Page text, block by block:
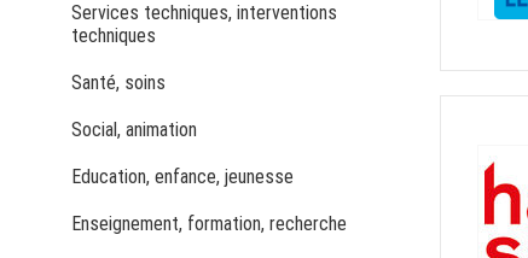
Services techniques, interventions
techniques
Santé, soins
Social, animation
Education, enfance, jeunesse
Enseignement, formation, recherche